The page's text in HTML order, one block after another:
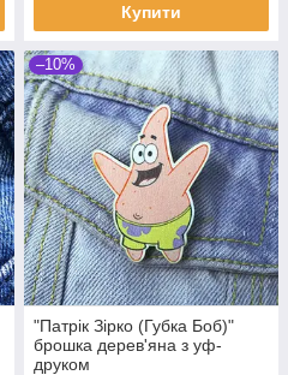
Купити
–10%
"Патрік Зірко (Губка Боб)"
брошка дерев'яна з уф-
друком